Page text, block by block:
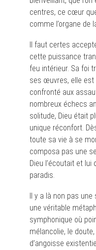
centres, ce cœur
comme l’organe de
Il faut certes
cette puissance
feu intérieur. Sa foi
ses œuvres, elle est
confronté aux
nombreux échecs
solitude, Dieu était
unique réconfort.
toute sa vie à se
composa pas une
Dieu l’écoutait et
paradis.
Il y a là non pas
une véritable
symphonique où
mélancolie, le
d’angoisse